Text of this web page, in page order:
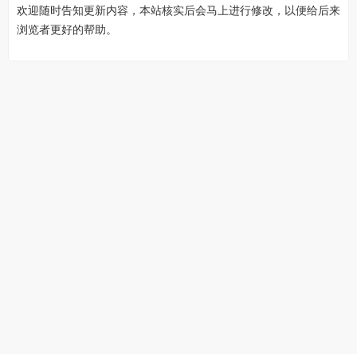
欢迎随时告知更新内容，本站核实后会马上进行修改，以便给后来
浏览者更好的帮助。